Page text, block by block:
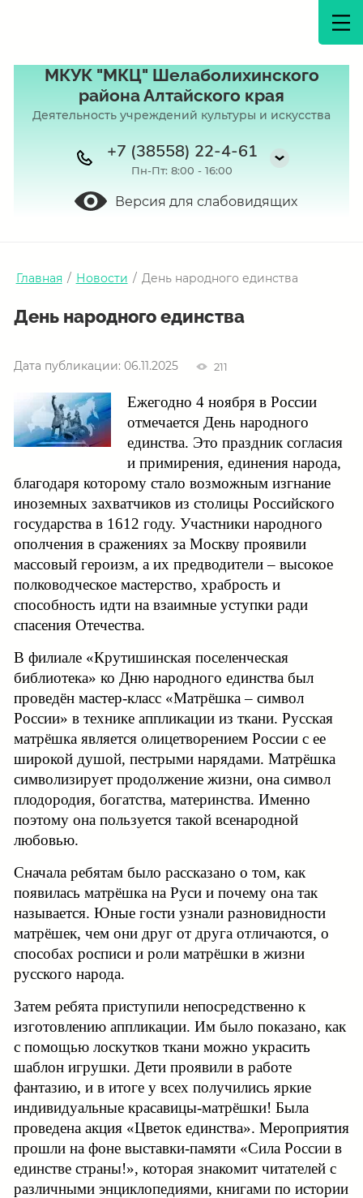
МКУК "МКЦ" Шелаболихинского
района Алтайского края
Деятельность учреждений культуры и искусства
Пн-Пт: 8:00 - 16:00
+7 (38558) 22-4-61
Версия для слабовидящих
Главная / Новости / День народного единства
День народного единства
Дата публикации: 06.11.2025 211
Ежегодно 4 ноября в России
отмечается День народного
единства. Это праздник согласия
и примирения, единения народа,
благодаря которому стало возможным изгнание
иноземных захватчиков из столицы Российского
государства в 1612 году. Участники народного
ополчения в сражениях за Москву проявили
массовый героизм, а их предводители – высокое
полководческое мастерство, храбрость и
способность идти на взаимные уступки ради
спасения Отечества.
В филиале «Крутишинская поселенческая
библиотека» ко Дню народного единства был
проведён мастер-класс «Матрёшка – символ
России» в технике аппликации из ткани. Русская
матрёшка является олицетворением России с ее
широкой душой, пестрыми нарядами. Матрёшка
символизирует продолжение жизни, она символ
плодородия, богатства, материнства. Именно
поэтому она пользуется такой всенародной
любовью.
Сначала ребятам было рассказано о том, как
появилась матрёшка на Руси и почему она так
называется. Юные гости узнали разновидности
матрёшек, чем они друг от друга отличаются, о
способах росписи и роли матрёшки в жизни
русского народа.
Затем ребята приступили непосредственно к
изготовлению аппликации. Им было показано, как
с помощью лоскутков ткани можно украсить
шаблон игрушки. Дети проявили в работе
фантазию, и в итоге у всех получились яркие
индивидуальные красавицы-матрёшки! Была
проведена акция «Цветок единства». Мероприятия
прошли на фоне выставки-памяти «Сила России в
единстве страны!», которая знакомит читателей с
различными энциклопедиями, книгами по истории